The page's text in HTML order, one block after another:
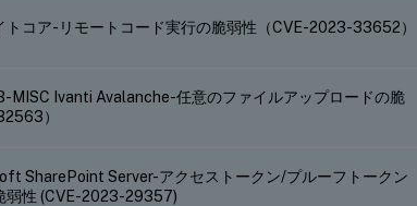
トコア-リモートコード実行の脆弱性（CVE-2023-33652）
MISC Ivanti Avalanche-任意のファイルアップロードの脆
）
SharePoint Server-アクセストークン/プルーフトークン
弱性 (CVE-2023-29357)